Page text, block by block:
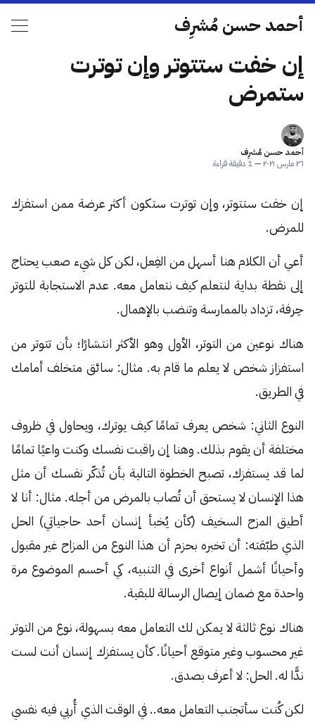
أحمد حسن مُشرِف
إن خفت ستتوتر وإن توترت
ستمرض
أحمد حسن مُشرِف
٢٦ مارس ٢٠٢١
—1 دقيقة قراءة
إن خفت ستتوتر، وإن توترت ستكون أكثر عرضة ممن استفزك
للمرض.
أعي أن الكلام هنا أسهل من الفِعل، لكن كل شيء صعب يحتاج
إلى نقطة بداية لنتعلم كيف نتعامل معه. عدم الاستجابة للتوتر
حِرفة، تزداد بالممارسة وتنضب بالإهمال.
هناك نوعين من التوتر، الأول وهو الأكثر انتشارًا؛ بأن تتوتر من
استفزاز شخص لا يعلم ما قام به. مثال: سائق متخلف أمامك
في الطريق.
النوع الثاني: شخص يعرف تمامًا كيف يوترك، ويحاول في ظروف
مختلفة أن يقوم بذلك. وهنا إن راقبت نفسك وكنت واعيًا تمامًا
لما قد يستفزك، تصبح الخطوة التالية بأن تُذكّر نفسك أن مثل
هذا الإنسان لا يستحق أن تُصاب بالمرض من أجله. مثال: أنا لا
أطيق المزح السخيف (كأن يُخبأ إنسان أحد حاجياتي) الحل
الذي طبّقته: أن تخبره بحزم أن هذا النوع من المزاح غير مقبول
وأحيانًا أشمل أنواع أخرى في التنبيه، كي أحسم الموضوع مرة
واحدة مع ضمان إيصال الرسالة للبقية.
هناك نوع ثالثة لا يمكن لك التعامل معه بسهولة، نوع من التوتر
غير محسوب وغير متوقع أحيانًا. كأن يستفزك إنسان أنت لست
ندًّا له. الحل: لا أعرف بصدق.
لكن كُنت سأتجنب التعامل معه.. في الوقت الذي أُربي فيه نفسي